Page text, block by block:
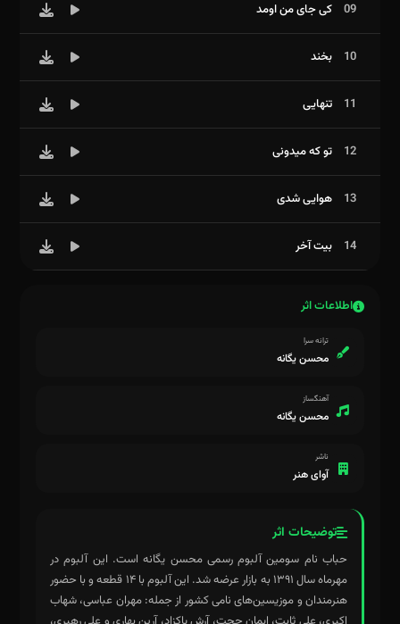
09 کی جای من اومد
10 بخند
11 تنهایی
12 تو که میدونی
13 هوایی شدی
14 بیت آخر
اطلاعات اثر
ترانه سرا
محسن یگانه
آهنگساز
محسن یگانه
ناشر
آوای هنر
توضیحات اثر
حباب نام سومین آلبوم رسمی محسن یگانه است. این آلبوم در
مهرماه سال ۱۳۹۱ به بازار عرضه شد. این آلبوم با ۱۴ قطعه و با حضور
هنرمندان و موزیسین‌های نامی کشور از جمله: مهران عباسی، شهاب